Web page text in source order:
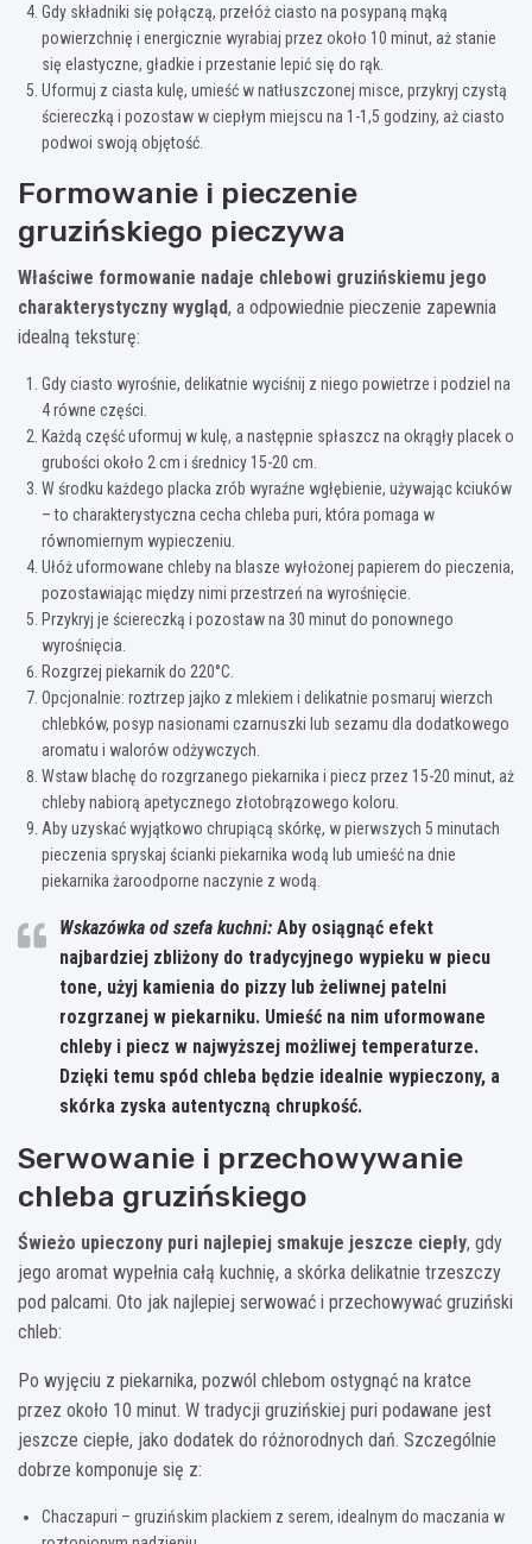
Gdy składniki się połączą, przełóż ciasto na posypaną mąką
powierzchnię i energicznie wyrabiaj przez około 10 minut, aż stanie
się elastyczne, gładkie i przestanie lepić się do rąk.
Uformuj z ciasta kulę, umieść w natłuszczonej misce, przykryj czystą
ściereczką i pozostaw w ciepłym miejscu na 1-1,5 godziny, aż ciasto
podwoi swoją objętość.
Formowanie i pieczenie
gruzińskiego pieczywa
Właściwe formowanie nadaje chlebowi gruzińskiemu jego
charakterystyczny wygląd, a odpowiednie pieczenie zapewnia
idealną teksturę:
Gdy ciasto wyrośnie, delikatnie wyciśnij z niego powietrze i podziel na
4 równe części.
Każdą część uformuj w kulę, a następnie spłaszcz na okrągły placek o
grubości około 2 cm i średnicy 15-20 cm.
W środku każdego placka zrób wyraźne wgłębienie, używając kciuków
– to charakterystyczna cecha chleba puri, która pomaga w
równomiernym wypieczeniu.
Ułóż uformowane chleby na blasze wyłożonej papierem do pieczenia,
pozostawiając między nimi przestrzeń na wyrośnięcie.
Przykryj je ściereczką i pozostaw na 30 minut do ponownego
wyrośnięcia.
Rozgrzej piekarnik do 220°C.
Opcjonalnie: roztrzep jajko z mlekiem i delikatnie posmaruj wierzch
chlebków, posyp nasionami czarnuszki lub sezamu dla dodatkowego
aromatu i walorów odżywczych.
Wstaw blachę do rozgrzanego piekarnika i piecz przez 15-20 minut, aż
chleby nabiorą apetycznego złotobrązowego koloru.
Aby uzyskać wyjątkowo chrupiącą skórkę, w pierwszych 5 minutach
pieczenia spryskaj ścianki piekarnika wodą lub umieść na dnie
piekarnika żaroodporne naczynie z wodą.
Wskazówka od szefa kuchni: Aby osiągnąć efekt
najbardziej zbliżony do tradycyjnego wypieku w piecu
tone, użyj kamienia do pizzy lub żeliwnej patelni
rozgrzanej w piekarniku. Umieść na nim uformowane
chleby i piecz w najwyższej możliwej temperaturze.
Dzięki temu spód chleba będzie idealnie wypieczony, a
skórka zyska autentyczną chrupkość.
Serwowanie i przechowywanie
chleba gruzińskiego
Świeżo upieczony puri najlepiej smakuje jeszcze ciepły, gdy
jego aromat wypełnia całą kuchnię, a skórka delikatnie trzeszczy
pod palcami. Oto jak najlepiej serwować i przechowywać gruziński
chleb:
Po wyjęciu z piekarnika, pozwól chlebom ostygnąć na kratce
przez około 10 minut. W tradycji gruzińskiej puri podawane jest
jeszcze ciepłe, jako dodatek do różnorodnych dań. Szczególnie
dobrze komponuje się z:
Chaczapuri – gruzińskim plackiem z serem, idealnym do maczania w